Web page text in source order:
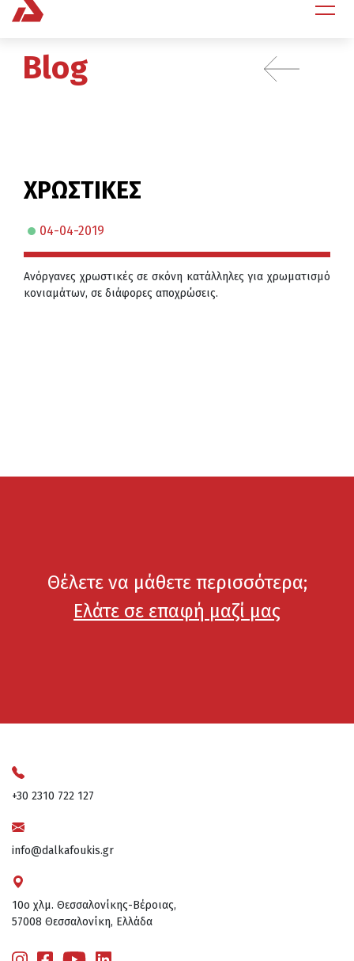
Blog
ΧΡΩΣΤΙΚΕΣ
04-04-2019
Ανόργανες χρωστικές σε σκόνη κατάλληλες για χρωματισμό
κονιαμάτων, σε διάφορες αποχρώσεις.
Θέλετε να μάθετε περισσότερα;
Ελάτε σε επαφή μαζί μας
+30 2310 722 127
info@dalkafoukis.gr
10ο χλμ. Θεσσαλονίκης-Βέροιας,
57008 Θεσσαλονίκη, Ελλάδα